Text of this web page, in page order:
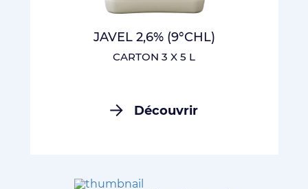
JAVEL 2,6% (9°CHL)
CARTON 3 X 5 L
Découvrir